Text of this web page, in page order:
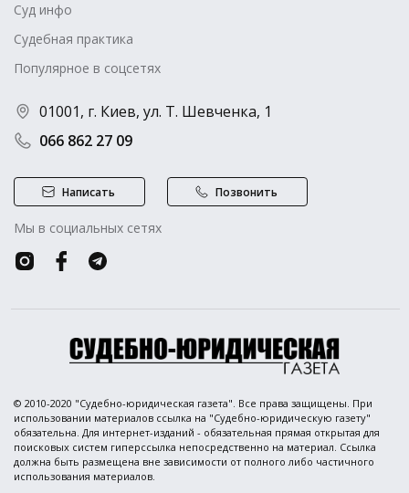
Суд инфо
Судебная практика
Популярное в соцсетях
066 862 27 09
01001, г. Киев, ул. Т. Шевченка, 1
Написать Позвонить
Мы в социальных сетях
© 2010-2020 "Судебно-юридическая газета". Все права защищены. При
использовании материалов ссылка на "Судебно-юридическую газету"
обязательна. Для интернет-изданий - обязательная прямая открытая для
поисковых систем гиперссылка непосредственно на материал. Ссылка
должна быть размещена вне зависимости от полного либо частичного
использования материалов.